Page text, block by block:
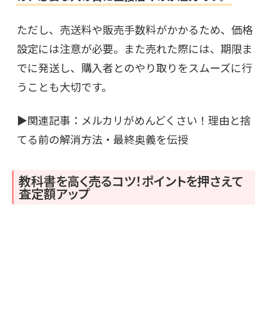
ただし、売送料や販売手数料がかかるため、価格
設定には注意が必要。また売れた際には、期限ま
でに発送し、購入者とのやり取りをスムーズに行
うことも大切です。
▶関連記事： メルカリがめんどくさい！理由と捨
てる前の解消方法・最終奥義を伝授
教科書を高く売るコツ！ポイントを押さえて
査定額アップ